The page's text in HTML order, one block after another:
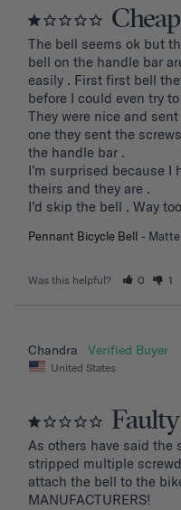
The bell seems ok but
bell on the handle bar
easily . First first bell
before I could even try
They were nice and
one they sent the
the handle bar .
I’m surprised because I
theirs and they are .
I’d skip the bell . Way
Pennant Bicycle Bell
Was this helpful? 0 1
Chandra
United States
As others have said the
stripped multiple
attach the bell to the
MANUFACTURERS!